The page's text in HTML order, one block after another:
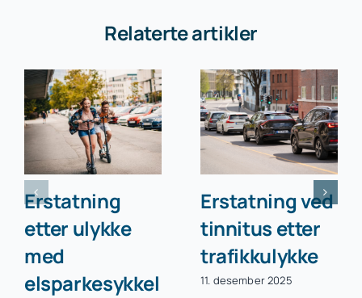
Relaterte artikler
Erstatning
etter ulykke
med
elsparkesykkel
Erstatning ved
tinnitus etter
trafikkulykke
11. desember 2025